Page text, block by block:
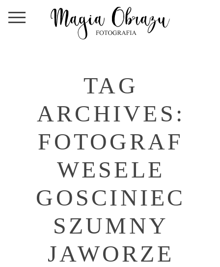
TAG
ARCHIVES:
FOTOGRAF
WESELE
GOSCINIEC
SZUMNY
JAWORZE